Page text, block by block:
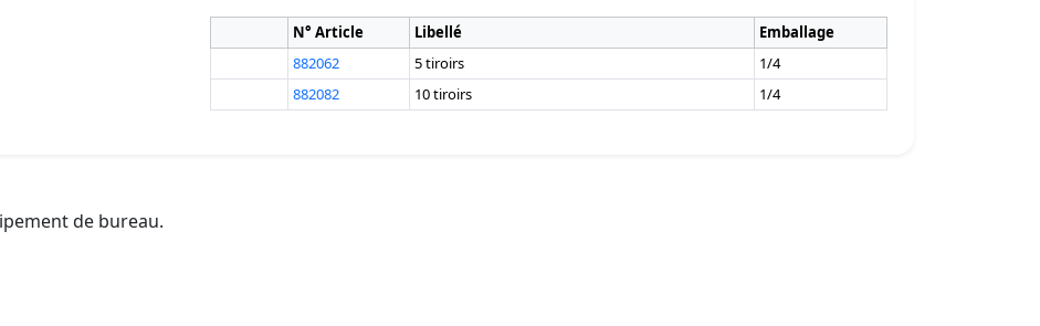
N° Article Libellé
Emballage
882062
5 tiroirs
1/4
882082
10 tiroirs 1/4
de bureau.